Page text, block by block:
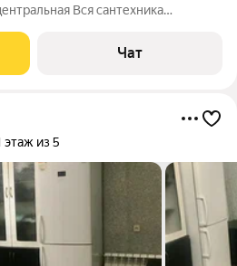
Вся сантехника
канализации и холл/гор воды
окна
Чат
этаж из 5